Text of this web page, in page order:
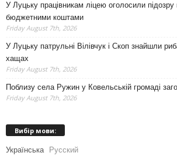
У Луцьку працівникам ліцею оголосили підозру
бюджетними коштами
Friday August 7th, 2026
У Луцьку патрульні Вілівчук і Скоп знайшли
хащах
Friday August 7th, 2026
Поблизу села Ружин у Ковельській громаді
Friday August 7th, 2026
Вибір мови:
Українська Русский